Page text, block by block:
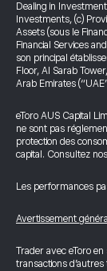
Dealing in
Investments, (c)
Assets (sous le
Financial Services
son principal
Floor, Al Sarab
Arab Emirates
eToro AUS Capital
ne sont pas
protection des
capital. Consultez nos
Les performances
Avertissement
Trader avec eToro
transactions